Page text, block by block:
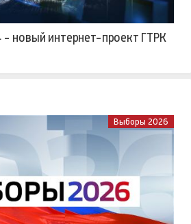
- новый интернет-проект ГТРК
Выборы 2026